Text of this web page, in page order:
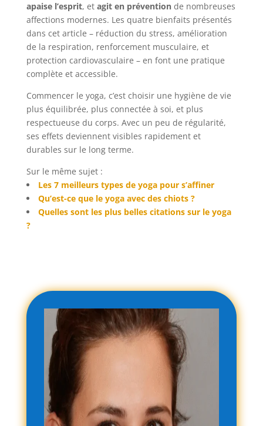
apaise l’esprit, et agit en préventionde nombreuses
affections modernes. Les quatre bienfaits présentés
dans cet article – réduction du stress, amélioration
de la respiration, renforcement musculaire, et
protection cardiovasculaire – en font une pratique
complète et accessible.
Commencer le yoga, c’est choisir une hygiène de vie
plus équilibrée, plus connectée à soi, et plus
respectueuse du corps. Avec un peu de régularité,
ses effets deviennent visibles rapidement et
durables sur le long terme.
Sur le même sujet :
Les 7 meilleurs types de yoga pour s’affiner
Qu’est-ce que le yoga avec des chiots ?
Quelles sont les plus belles citations sur le yoga
?